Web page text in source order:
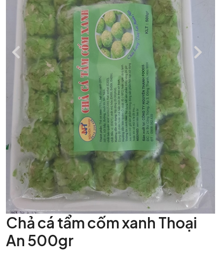
Chả cá tẩm cốm xanh Thoại
An 500gr